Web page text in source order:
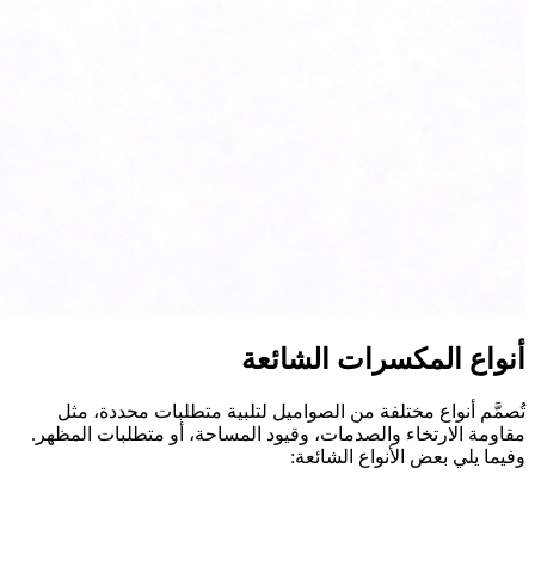
أنواع المكسرات الشائعة
تُصمَّم أنواع مختلفة من الصواميل لتلبية متطلبات محددة، مثل
مقاومة الارتخاء والصدمات، وقيود المساحة، أو متطلبات المظهر.
وفيما يلي بعض الأنواع الشائعة: